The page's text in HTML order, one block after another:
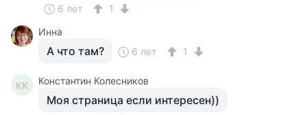
6 лет
1
Инна
А что там? 6 лет 1
КК Константин Колесников
Моя страница если интересен))